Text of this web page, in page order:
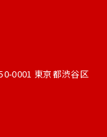
0001 東京都渋谷区